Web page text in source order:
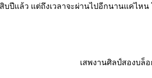
บปีแล้ว แต่ถึงเวลาจะผ่านไปอีกนานแค่ไห
เสพงานศิลป์สองบล็